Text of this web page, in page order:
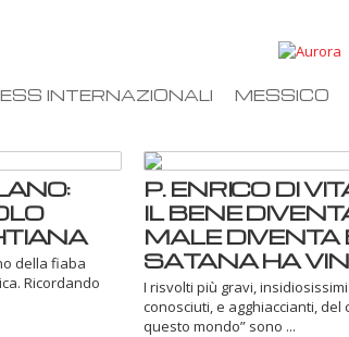
INTERNAZIONALI MESSICO
della fiaba
Ricordando
P. ENRICO DI
IL BENE
MALE DIVENTA
SATANA HA
I risvolti più gravi,
conosciuti, e agghiaccianti, del
questo mondo” sono ...